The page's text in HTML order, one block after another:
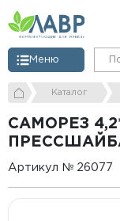
Меню
Каталог
САМОРЕЗ
Артикул № 26077